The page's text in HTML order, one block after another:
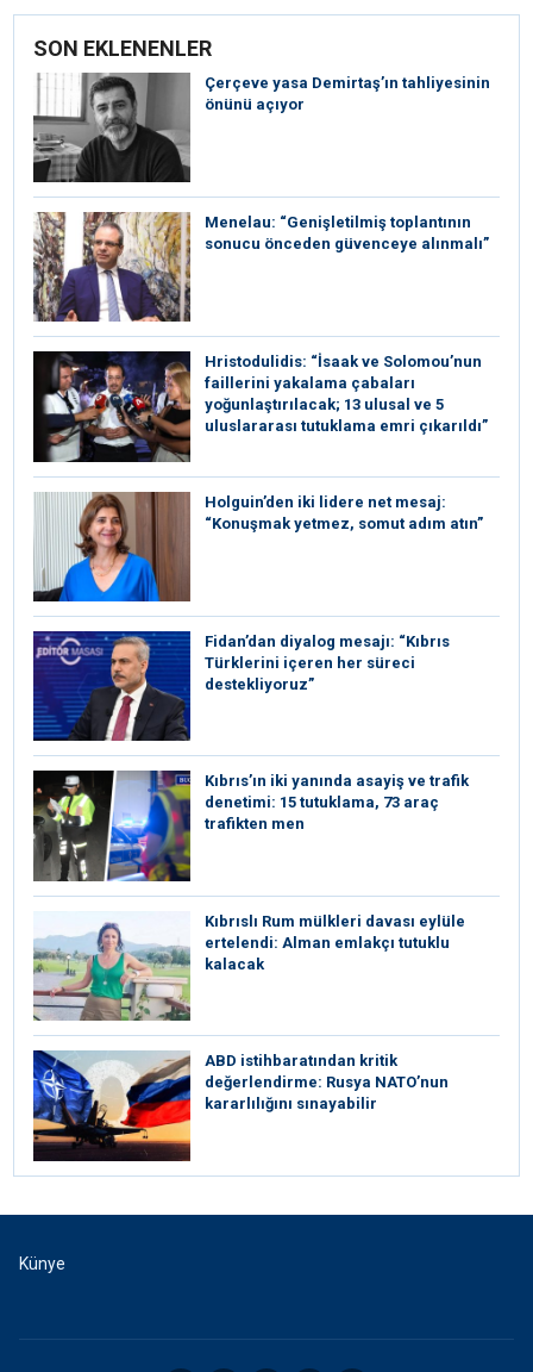
SON EKLENENLER
Çerçeve yasa Demirtaş’ın tahliyesinin
önünü açıyor
Menelau: “Genişletilmiş toplantının
sonucu önceden güvenceye alınmalı”
Hristodulidis: “İsaak ve Solomou’nun
faillerini yakalama çabaları
yoğunlaştırılacak; 13 ulusal ve 5
uluslararası tutuklama emri çıkarıldı”
Holguin’den iki lidere net mesaj:
“Konuşmak yetmez, somut adım atın”
Fidan’dan diyalog mesajı: “Kıbrıs
Türklerini içeren her süreci
destekliyoruz”
Kıbrıs’ın iki yanında asayiş ve trafik
denetimi: 15 tutuklama, 73 araç
trafikten men
Kıbrıslı Rum mülkleri davası eylüle
ertelendi: Alman emlakçı tutuklu
kalacak
ABD istihbaratından kritik
değerlendirme: Rusya NATO’nun
kararlılığını sınayabilir
Künye